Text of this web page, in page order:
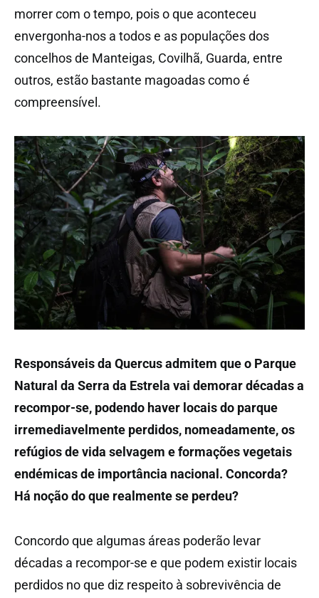
morrer com o tempo, pois o que aconteceu
envergonha-nos a todos e as populações dos
concelhos de Manteigas, Covilhã, Guarda, entre
outros, estão bastante magoadas como é
compreensível.
Responsáveis da Quercus admitem que o Parque
Natural da Serra da Estrela vai demorar décadas a
recompor-se, podendo haver locais do parque
irremediavelmente perdidos, nomeadamente, os
refúgios de vida selvagem e formações vegetais
endémicas de importância nacional. Concorda?
Há noção do que realmente se perdeu?
Concordo que algumas áreas poderão levar
décadas a recompor-se e que podem existir locais
perdidos no que diz respeito à sobrevivência de